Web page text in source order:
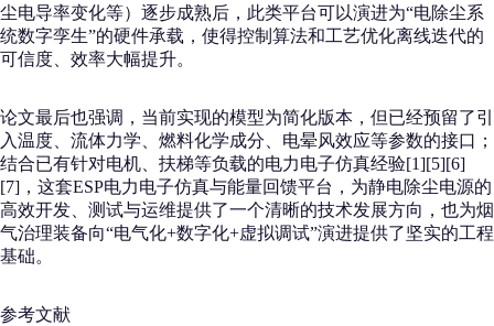
尘电导率变化等）逐步成熟后，此类平台可以演进为“电除尘系
统数字孪生”的硬件承载，使得控制算法和工艺优化离线迭代的
可信度、效率大幅提升。
论文最后也强调，当前实现的模型为简化版本，但已经预留了引
入温度、流体力学、燃料化学成分、电晕风效应等参数的接口；
结合已有针对电机、扶梯等负载的电力电子仿真经验[1][5][6]
[7]，这套ESP电力电子仿真与能量回馈平台，为静电除尘电源的
高效开发、测试与运维提供了一个清晰的技术发展方向，也为烟
气治理装备向“电气化+数字化+虚拟调试”演进提供了坚实的工程
基础。
参考文献